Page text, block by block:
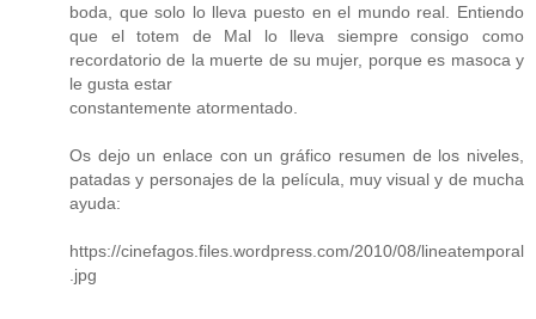
boda, que solo lo lleva puesto en el mundo real. Entiendo
que el totem de Mal lo lleva siempre consigo como
recordatorio de la muerte de su mujer, porque es masoca y
le gusta estar
constantemente atormentado.
Os dejo un enlace con un gráfico resumen de los niveles,
patadas y personajes de la película, muy visual y de mucha
ayuda:
https://cinefagos.files.wordpress.com/2010/08/lineatemporal
.jpg